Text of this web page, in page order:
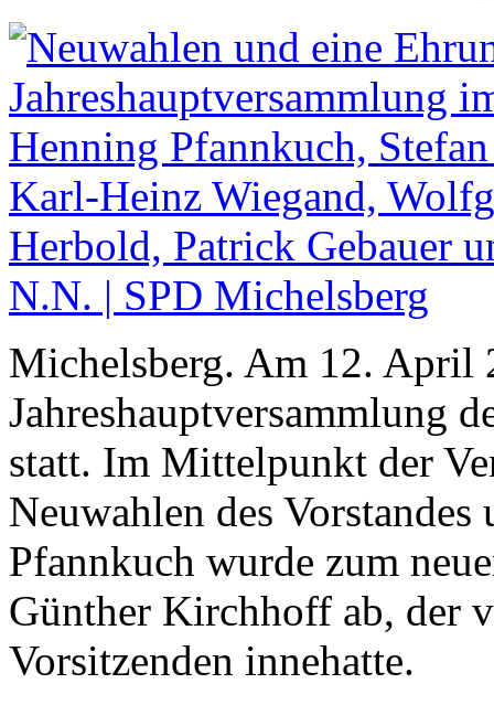
Michelsberg. Am 12. April
Jahreshauptversammlung
statt. Im Mittelpunkt der
Neuwahlen des
Pfannkuch wurde zum
Günther Kirchhoff ab, der
Vorsitzenden innehatte.